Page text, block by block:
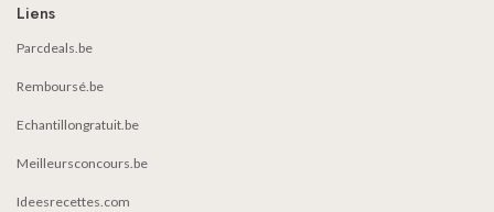
Liens
Parcdeals.be
Remboursé.be
Echantillongratuit.be
Meilleursconcours.be
Ideesrecettes.com